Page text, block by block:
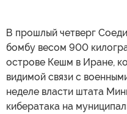
В прошлый четверг
бомбу весом 900
острове Кешм в Иране,
видимой связи с
неделе власти штата
кибератака на